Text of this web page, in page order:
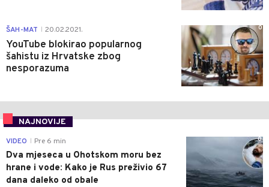
ŠAH-MAT 20.02.2021.
YouTube blokirao popularnog
šahistu iz Hrvatske zbog
nesporazuma
0
NAJNOVIJE
0
VIDEO Pre 6 min
Dva mjeseca u Ohotskom moru bez
hrane i vode: Kako je Rus preživio 67
dana daleko od obale